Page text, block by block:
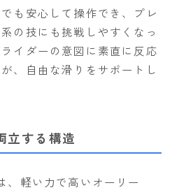
も安心して操作でき、プレ
の技にも挑戦しやすくなっ
イダーの意図に素直に反応
、自由な滑りをサポートし
立する構造
、軽い力で高いオーリー